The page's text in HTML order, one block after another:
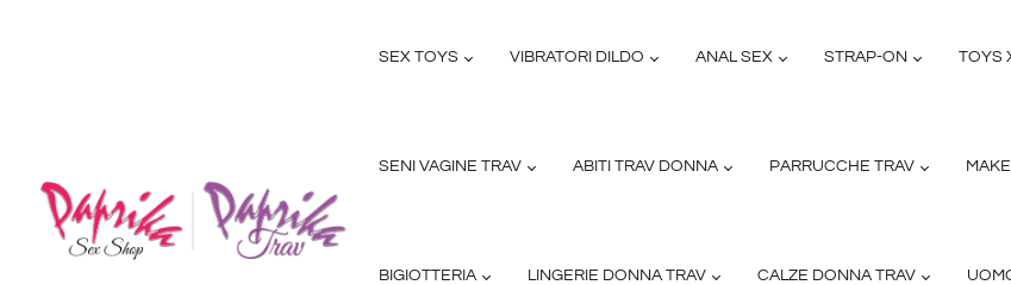
SEX TOYS VIBRATORI DILDO ANAL SEX STRAP-ON TOYS
SENI VAGINE TRAV ABITI TRAV DONNA PARRUCCHE TRAV
BIGIOTTERIA LINGERIE DONNA TRAV CALZE DONNA TRAV